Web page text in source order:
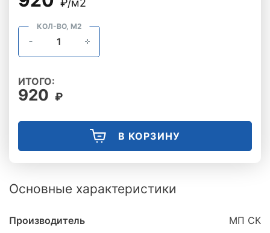
КОЛ-ВО, М2
ИТОГО:
920 ₽
В КОРЗИНУ
Основные характеристики
Производитель МП СК